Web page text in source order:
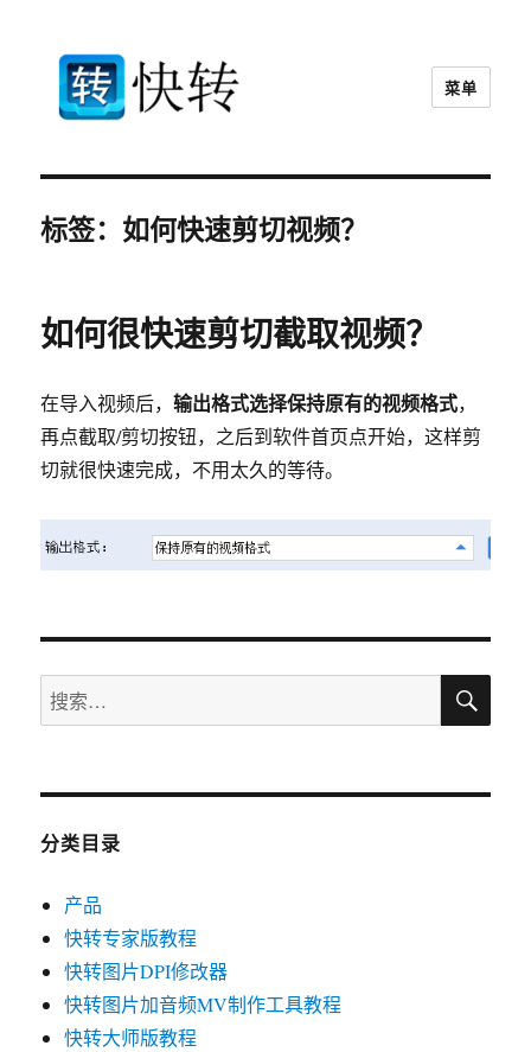
菜单
标签：如何快速剪切视频？
如何很快速剪切截取视频？
在导入视频后，输出格式选择保持原有的视频格式，
再点截取/剪切按钮，之后到软件首页点开始，这样剪
切就很快速完成，不用太久的等待。
搜
索：
搜
分类目录
产品
快转专家版教程
快转图片DPI修改器
快转图片加音频MV制作工具教程
快转大师版教程